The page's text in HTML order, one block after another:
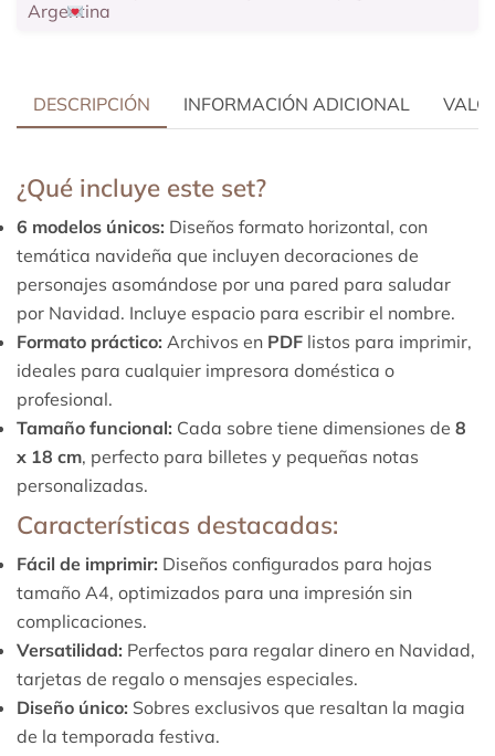
DESCRIPCIÓN INFORMACIÓN ADICIONAL
¿Qué incluye este set?
6 modelos únicos: Diseños formato horizontal, con
temática navideña que incluyen decoraciones de
personajes asomándose por una pared para saludar
por Navidad. Incluye espacio para escribir el nombre.
Formato práctico: Archivos en PDF listos para imprimir,
ideales para cualquier impresora doméstica o
profesional.
Tamaño funcional: Cada sobre tiene dimensiones de 8
x 18 cm, perfecto para billetes y pequeñas notas
personalizadas.
Características destacadas:
Fácil de imprimir: Diseños configurados para hojas
tamaño A4, optimizados para una impresión sin
complicaciones.
Versatilidad: Perfectos para regalar dinero en Navidad,
tarjetas de regalo o mensajes especiales.
Diseño único: Sobres exclusivos que resaltan la magia
de la temporada festiva.